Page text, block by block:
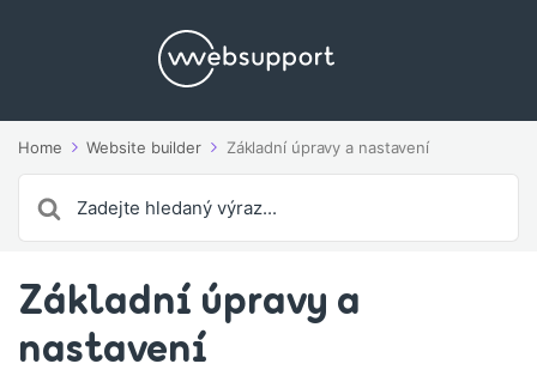
Home Website builder Základní úpravy a nastavení
For
Základní úpravy a
nastavení